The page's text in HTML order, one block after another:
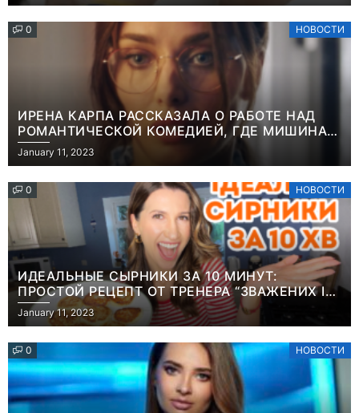
0 НОВОСТИ
ИРЕНА КАРПА РАССКАЗАЛА О РАБОТЕ НАД
РОМАНТИЧЕСКОЙ КОМЕДИЕЙ, ГДЕ МИШИНА В
РОЛИ МАТЕРИ-ОДИНОЧКИ
January 11, 2023
0 НОВОСТИ
ИДЕАЛЬНЫЕ СЫРНИКИ ЗА 10 МИНУТ:
ПРОСТОЙ РЕЦЕПТ ОТ ТРЕНЕРА “ЗВАЖЕНИХ І
ЩАСЛИВИХ” АНИТЫ ЛУЦЕНКО
January 11, 2023
0 НОВОСТИ